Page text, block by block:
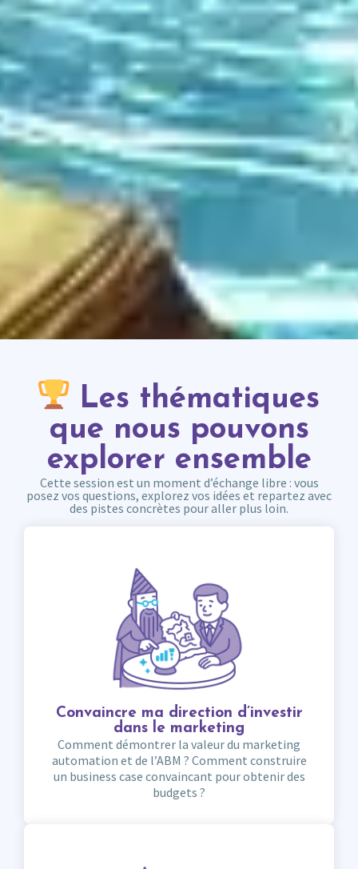
Les thématiques
que nous pouvons
explorer ensemble
Cette session est un moment d’échange libre : vous
posez vos questions, explorez vos idées et repartez avec
des pistes concrètes pour aller plus loin.
Convaincre ma direction d’investir
dans le marketing
Comment démontrer la valeur du marketing
automation et de l’ABM ? Comment construire
un business case convaincant pour obtenir des
budgets ?